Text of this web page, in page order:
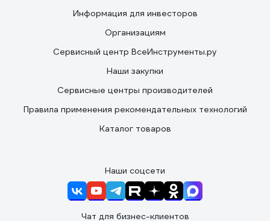
Информация для инвесторов
Организациям
Сервисный центр ВсеИнструменты.ру
Наши закупки
Сервисные центры производителей
Правила применения рекомендательных технологий
Каталог товаров
Наши соцсети
Чат для бизнес-клиентов